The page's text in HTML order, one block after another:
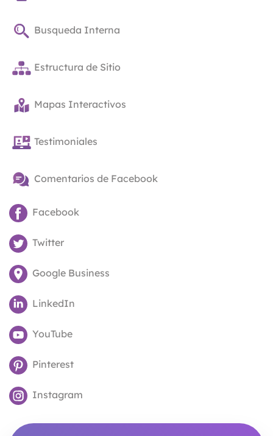
Busqueda Interna
Estructura de Sitio
Mapas Interactivos
Testimoniales
Comentarios de Facebook
Facebook
Twitter
Google Business
LinkedIn
YouTube
Pinterest
Instagram